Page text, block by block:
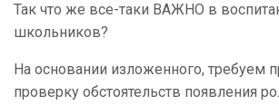
Так что же все-таки ВАЖНО в
школьников?
На основании изложенного, требуем
проверку обстоятельств появления